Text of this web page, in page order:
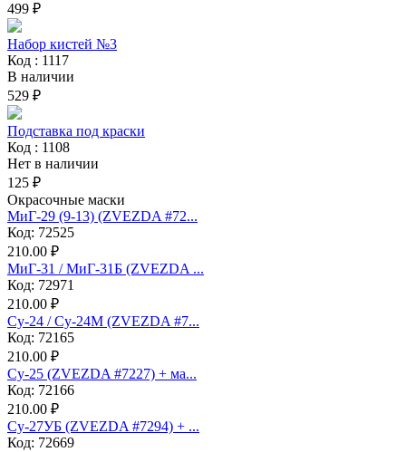
499 ₽
Набор кистей №3
Код : 1117
В наличии
529 ₽
Подставка под краски
Код : 1108
Нет в наличии
125 ₽
Окрасочные маски
МиГ-29 (9-13) (ZVEZDA #72...
Код: 72525
210.00 ₽
МиГ-31 / МиГ-31Б (ZVEZDA ...
Код: 72971
210.00 ₽
Су-24 / Су-24М (ZVEZDA #7...
Код: 72165
210.00 ₽
Су-25 (ZVEZDA #7227) + ма...
Код: 72166
210.00 ₽
Су-27УБ (ZVEZDA #7294) + ...
Код: 72669